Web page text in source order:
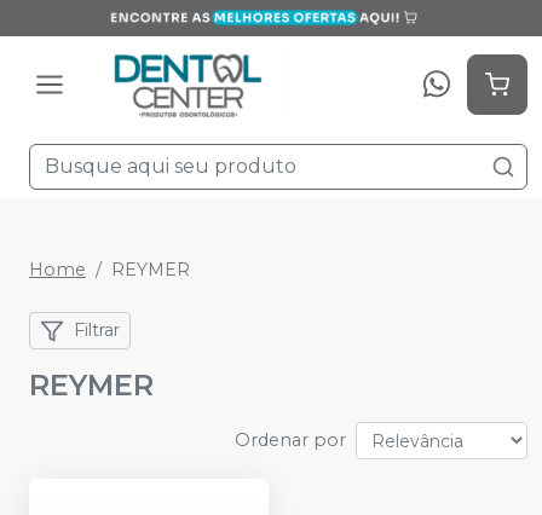
Home REYMER
Filtrar
REYMER
Ordenar por